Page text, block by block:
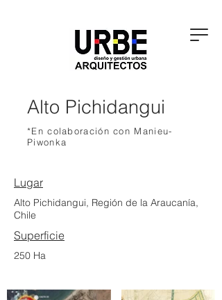
Alto Pichidangui
*En colaboración con Manieu-
Piwonka
Lugar
Alto Pichidangui, Región de la Araucanía,
Chile
Superficie
250 Ha